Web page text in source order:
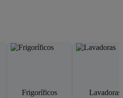
Frigoríficos Lavadoras